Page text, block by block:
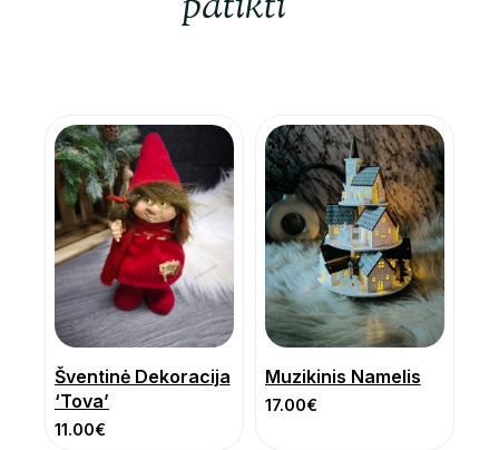
Šventinė Dekoracija
‘Tova’
11.00€
Muzikinis Namelis
17.00€